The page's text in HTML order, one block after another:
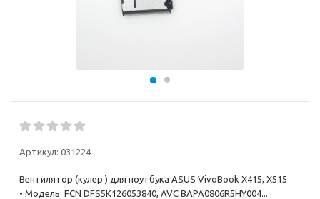
Артикул: 031224
Вентилятор (кулер ) для ноутбука ASUS VivoBook X415, X515
• Модель: FCN DFS5K126053840, AVC BAPA0806R5HY004...